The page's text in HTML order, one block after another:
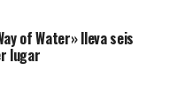
of Water» lleva seis
lugar